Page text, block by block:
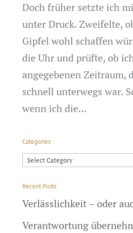
Doch früher setzte ich
unter Druck. Zweifelte,
Gipfel wohl schaffen
die Uhr und prüfte, ob
angegebenen Zeitraum,
schnell unterwegs war.
wenn ich die...
Categories
Categories
Recent Posts
Verlässlichkeit – oder
Verantwortung